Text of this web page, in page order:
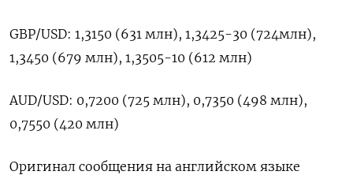
GBP/USD: 1,3150 (631 ​млн), 1,3425-30 (724млн),
⁠1,3450 (679 млн), 1,3505-10 (612 млн)
AUD/USD: 0,7200 (725 ‌млн), 0,7350 (498 млн),
‌0,7550 (420 млн)
Оригинал сообщения на английском ​языке